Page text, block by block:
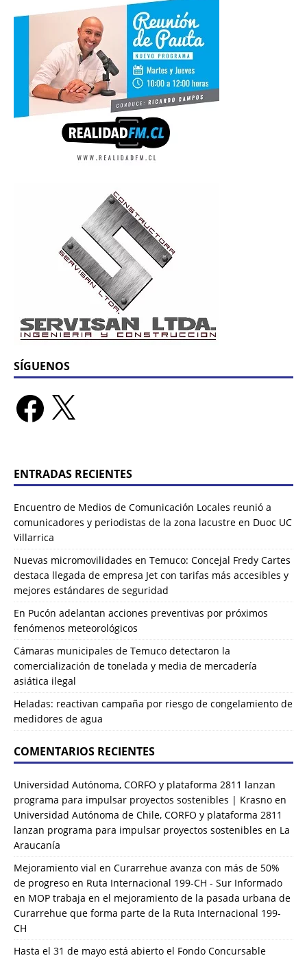
SÍGUENOS
ENTRADAS RECIENTES
Encuentro de Medios de Comunicación Locales reunió a
comunicadores y periodistas de la zona lacustre en Duoc UC
Villarrica
Nuevas micromovilidades en Temuco: Concejal Fredy Cartes
destaca llegada de empresa Jet con tarifas más accesibles y
mejores estándares de seguridad
En Pucón adelantan acciones preventivas por próximos
fenómenos meteorológicos
Cámaras municipales de Temuco detectaron la
comercialización de tonelada y media de mercadería
asiática ilegal
Heladas: reactivan campaña por riesgo de congelamiento de
medidores de agua
COMENTARIOS RECIENTES
Universidad Autónoma, CORFO y plataforma 2811 lanzan
programa para impulsar proyectos sostenibles | Krasno en
Universidad Autónoma de Chile, CORFO y plataforma 2811
lanzan programa para impulsar proyectos sostenibles en La
Araucanía
Mejoramiento vial en Curarrehue avanza con más de 50%
de progreso en Ruta Internacional 199-CH - Sur Informado
en MOP trabaja en el mejoramiento de la pasada urbana de
Curarrehue que forma parte de la Ruta Internacional 199-
CH
Hasta el 31 de mayo está abierto el Fondo Concursable